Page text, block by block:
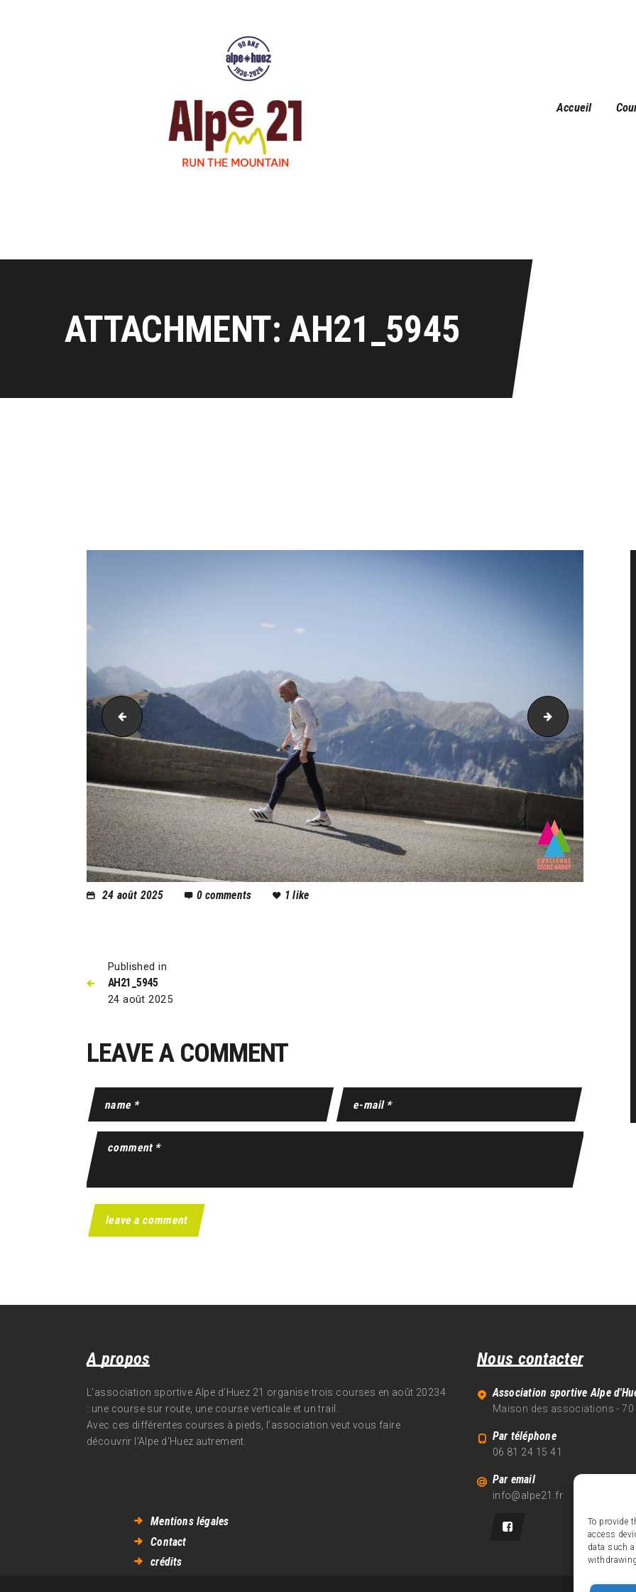
To provide
access
data such
Accueil
ATTACHMENT: AH21_5945
AH21_5939 AH21_5953
24 août 2025 0 comments 1 like
Published in
AH21_5945
24 août 2025
LEAVE A COMMENT
A propos
L’association sportive Alpe d’Huez 21 organise trois courses en août 20234
: une course sur route, une course verticale et un trail.
Avec ces différentes courses à pieds, l’association veut vous faire
découvrir l’Alpe d‘Huez autrement.
Nous contacter
Association sportive Alpe
Maison des associations - 70
Par téléphone
06 81 24 15 41
Par email
info@alpe21.fr
Mentions légales
Contact
crédits